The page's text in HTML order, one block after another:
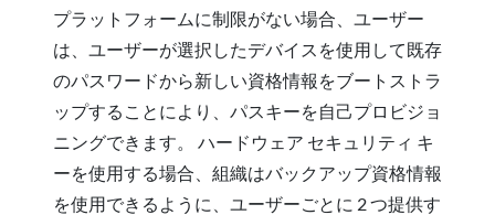
プラットフォームに制限がない場合、ユーザー
は、ユーザーが選択したデバイスを使用して既存
のパスワードから新しい資格情報をブートストラ
ップすることにより、パスキーを自己プロビジョ
ニングできます。 ハードウェア セキュリティ キ
ーを使用する場合、組織はバックアップ資格情報
を使用できるように、ユーザーごとに 2 つ提供す